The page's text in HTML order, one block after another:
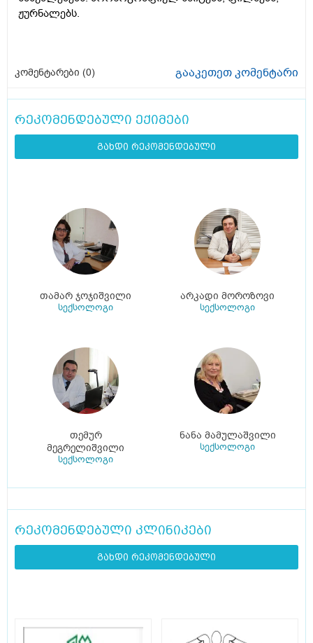
ჟურნალებს.
კომენტარები (0) გააკეთეთ კომენტარი
რეკომენდებული ექიმები
გახდი რეკომენდებული
თამარ ჯოჯიშვილი
სექსოლოგი
არკადი მოროზოვი
სექსოლოგი
თემურ
მეგრელიშვილი
სექსოლოგი
ნანა მამულაშვილი
სექსოლოგი
რეკომენდებული კლინიკები
გახდი რეკომენდებული